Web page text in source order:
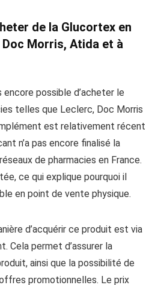
de la Glucortex en
Morris, Atida et à
possible d’acheter le
telles que Leclerc, Doc Morris
est relativement récent
n’a pas encore finalisé la
de pharmacies en France.
ce qui explique pourquoi il
en point de vente physique.
d’acquérir ce produit est via
Cela permet d’assurer la
ainsi que la possibilité de
promotionnelles. Le prix